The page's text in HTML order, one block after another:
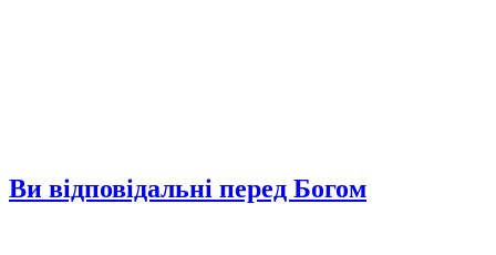
Ви відповідальні перед Богом